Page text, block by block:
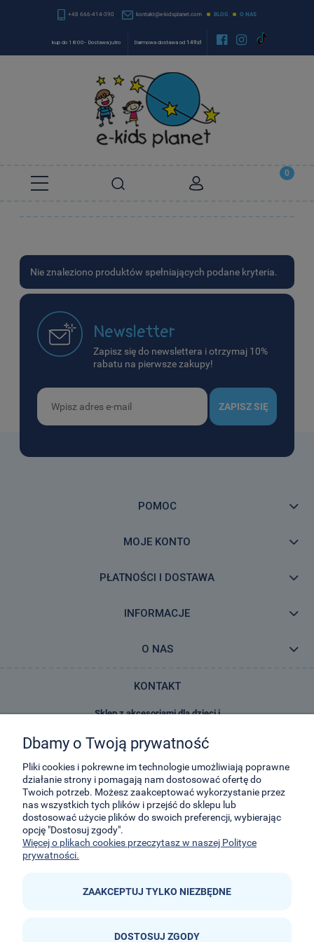
+48 666-414-390 kontakt@e-kidsplanet.com BLOG O NAS
kup do 18:00- Dostawa jutro Darmowa dostawa od 149zł  
Nie znaleziono produktów spełniających podane kryteria.
Newsletter
Zapisz się do newslettera i otrzymaj 10%
rabatu na pierwsze zakupy!
ZAPISZ SIĘ
POMOC
MOJE KONTO
PŁATNOŚCI I DOSTAWA
INFORMACJE
O NAS
KONTAKT
Sklep z akcesoriami dla dzieci i
29-Listopada 8
32-050 Skawina
kontakt@e-kidsplanet.com
+48 666-414-390
+48 666-414-383
Dbamy o Twoją prywatność
Pliki cookies i pokrewne im technologie umożliwiają poprawne
działanie strony i pomagają nam dostosować ofertę do
Twoich potrzeb. Możesz zaakceptować wykorzystanie przez
nas wszystkich tych plików i przejść do sklepu lub
dostosować użycie plików do swoich preferencji, wybierając
opcję "Dostosuj zgody".
Więcej o plikach cookies przeczytasz w naszej Polityce
prywatności.
ZAAKCEPTUJ TYLKO NIEZBĘDNE
DOSTOSUJ ZGODY